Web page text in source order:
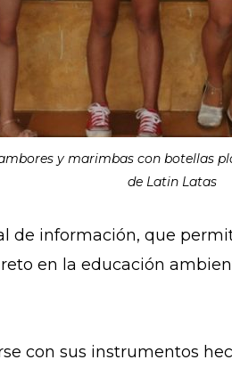
y marimbas con botellas
de Latin Latas
de información, que
en la educación
con sus instrumentos